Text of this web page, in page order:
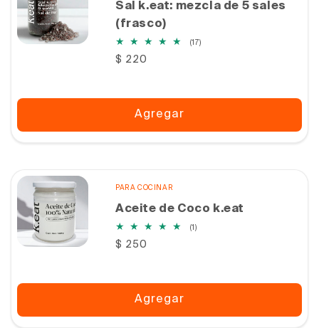
Sal k.eat: mezcla de 5 sales
(frasco)
(17)17
Precio
$ 220
Agregar
PARA COCINAR
Aceite de Coco k.eat
(1)1
Precio
$ 250
Agregar